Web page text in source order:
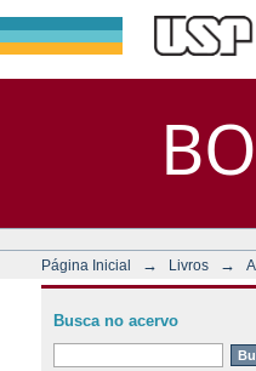
Página Inicial → Livros →
Busca no acervo